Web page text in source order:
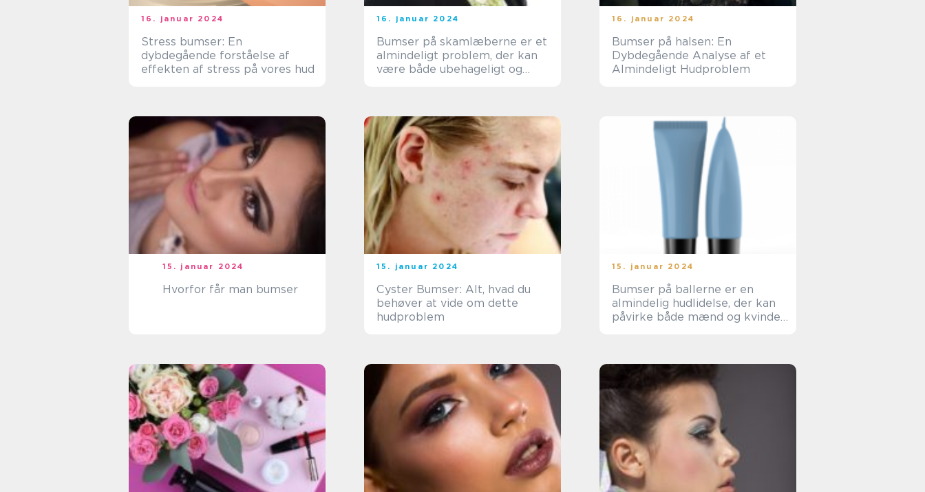
16. januar 2024
Stress bumser: En
dybdegående forståelse af
effekten af stress på vores hud
16. januar 2024
Bumser på skamlæberne er et
almindeligt problem, der kan
være både ubehageligt og
16. januar 2024
Bumser på halsen: En
Dybdegående Analyse af et
Almindeligt Hudproblem
15. januar 2024
Hvorfor får man bumser
15. januar 2024
Cyster Bumser: Alt, hvad du
behøver at vide om dette
hudproblem
15. januar 2024
Bumser på ballerne er en
almindelig hudlidelse, der kan
påvirke både mænd og kvinder